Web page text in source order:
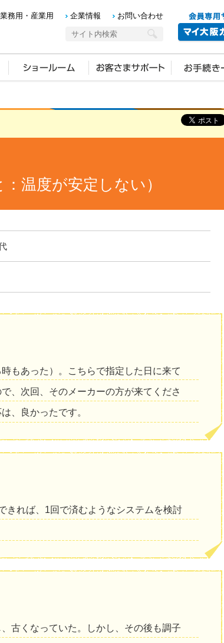
業務用・産業用 企業情報 お問い合わせ
：温度が安定しない）
もあった）。こちらで指定した日に来て
、次回、そのメーカーの方が来てくださ
、良かったです。
きれば、1回で済むようなシステムを検討
古くなっていた。しかし、その後も調子